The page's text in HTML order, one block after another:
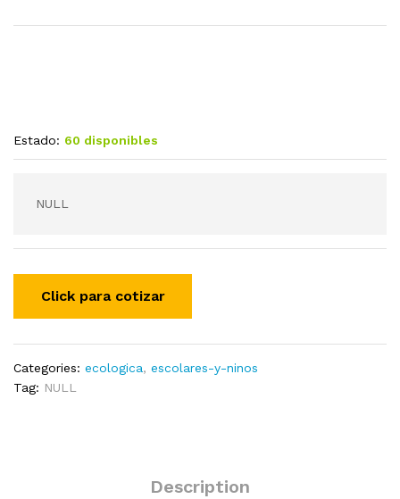
Estado: 60 disponibles
NULL
Categories: ecologica, escolares-y-ninos
Tag: NULL
Description